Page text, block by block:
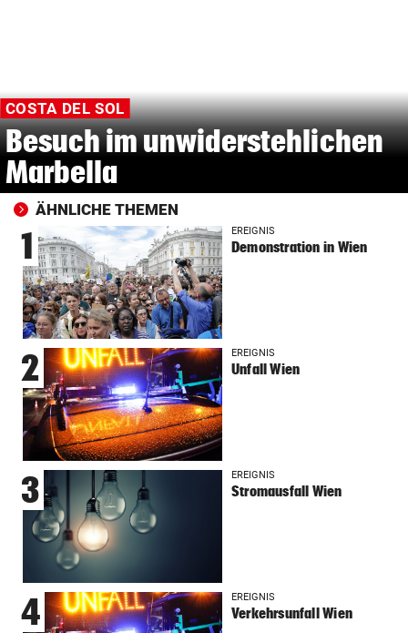
COSTA DEL SOL
Besuch im unwiderstehlichen
Marbella
ÄHNLICHE THEMEN
1 EREIGNIS
Demonstration in Wien
2 EREIGNIS
Unfall Wien
3 EREIGNIS
Stromausfall Wien
4 EREIGNIS
Verkehrsunfall Wien